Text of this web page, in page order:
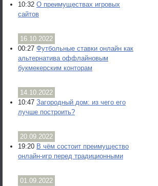
10:32 О преимуществах игровых
сайтов
16.10.2022
00:27 Футбольные ставки онлайн как
альтернатива оффлайновым
букмекерским конторам
14.10.2022
10:47 Загородный дом: из чего его
лучше построить?
20.09.2022
19:20 В чём состоит преимущество
онлайн-игр перед традиционными
01.09.2022